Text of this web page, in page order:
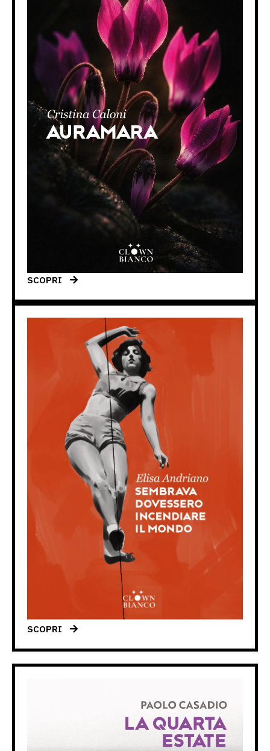
SCOPRI
SCOPRI